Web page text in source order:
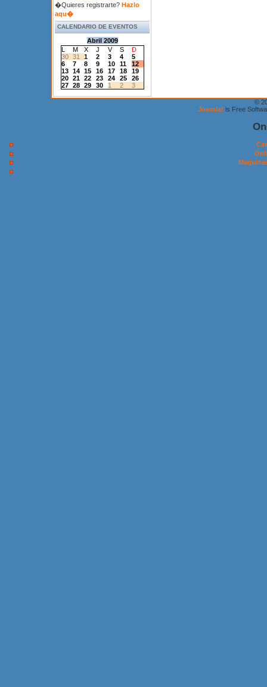
�Quieres registrarte? Hazlo
aqu�
CALENDARIO DE EVENTOS
Abril 2009
L
M X J V S
D
30
31 1 2 3 4
5
6
7 8 9 10 11
12
13
14 15 16 17 18
19
20
21 22 23 24 25
26
27
28 29 30 1 2 3
©
Joomla! is Free